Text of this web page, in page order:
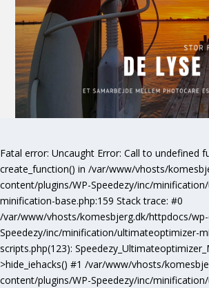
Fatal error: Uncaught Error: Call to undefined
create_function() in /var/www/vhosts/
content/plugins/WP-Speedezy/inc/
minification-base.php:159 Stack trace: #0
/var/www/vhosts/komesbjerg.dk/httpdocs/
Speedezy/inc/minification/ultimateoptimizer-
scripts.php(123):
>hide_iehacks() #1 /var/www/vhosts/
content/plugins/WP-Speedezy/inc/